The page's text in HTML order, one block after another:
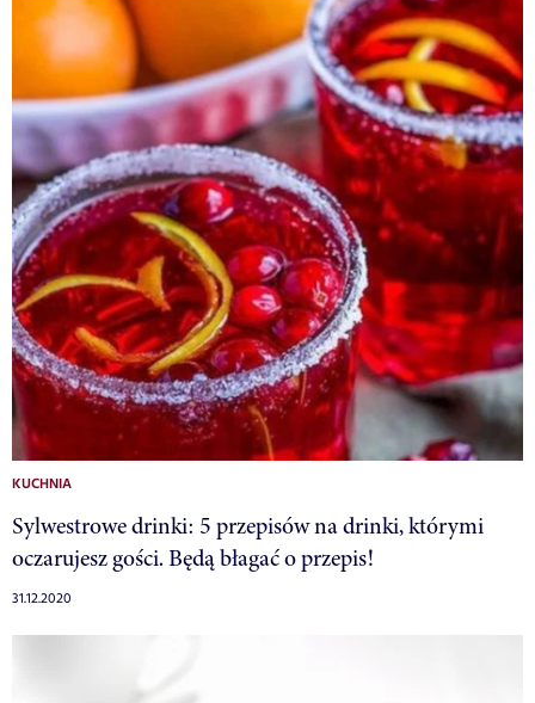
KUCHNIA
Sylwestrowe drinki: 5 przepisów na drinki, którymi
oczarujesz gości. Będą błagać o przepis!
31.12.2020